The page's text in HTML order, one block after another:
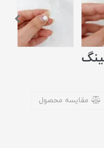
مقایسه محصول